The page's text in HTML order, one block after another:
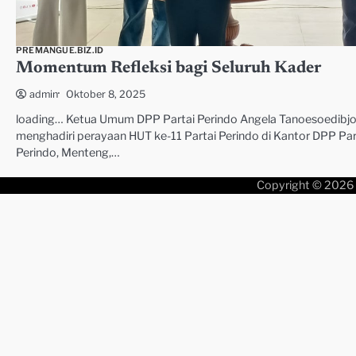
PREMANGUE.BIZ.ID
Momentum Refleksi bagi Seluruh Kader
admin Oktober 8, 2025
loading… Ketua Umum DPP Partai Perindo Angela Tanoesoedibjo
menghadiri perayaan HUT ke-11 Partai Perindo di Kantor DPP
Perindo, Menteng,…
Copyright © 2026